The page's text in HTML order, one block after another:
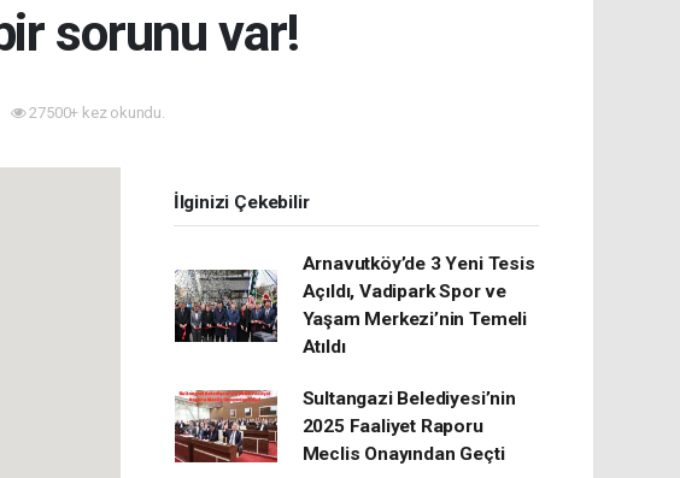
sorunu var!
27500+ kez okundu.
İlginizi Çekebilir
Arnavutköy’de 3 Yeni Tesis
Açıldı, Vadipark Spor ve
Yaşam Merkezi’nin Temeli
Atıldı
Sultangazi Belediyesi’nin
2025 Faaliyet Raporu
Meclis Onayından Geçti